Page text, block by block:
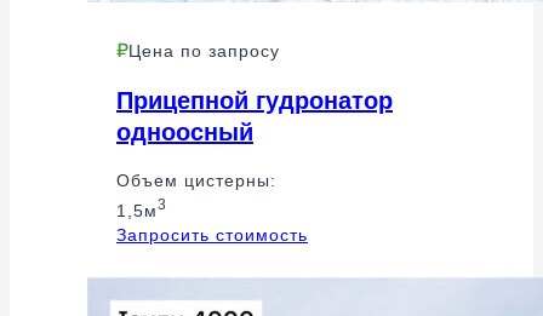
Цена по запросу
Прицепной гудронатор
одноосный
Объем цистерны:
1,5м3
Запросить стоимость